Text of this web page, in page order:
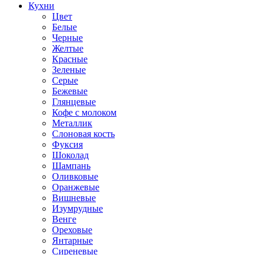
Кухни
Цвет
Белые
Черные
Желтые
Красные
Зеленые
Серые
Бежевые
Глянцевые
Кофе с молоком
Металлик
Слоновая кость
Фуксия
Шоколад
Шампань
Оливковые
Оранжевые
Вишневые
Изумрудные
Венге
Ореховые
Янтарные
Сиреневые